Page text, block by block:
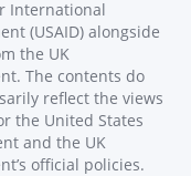
International
(USAID) alongside
the UK
The contents do
reflect the views
the United States
and the UK
official policies.